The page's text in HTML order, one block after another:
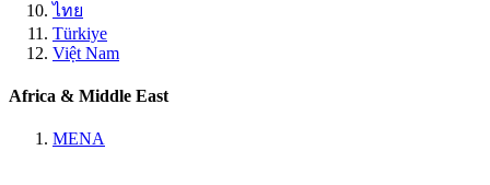
ไทย
Türkiye
Việt Nam
Africa & Middle East
MENA